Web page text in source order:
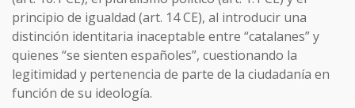
principio de igualdad (art. 14 CE), al introducir una
distinción identitaria inaceptable entre “catalanes” y
quienes “se sienten españoles”, cuestionando la
legitimidad y pertenencia de parte de la ciudadanía en
función de su ideología.